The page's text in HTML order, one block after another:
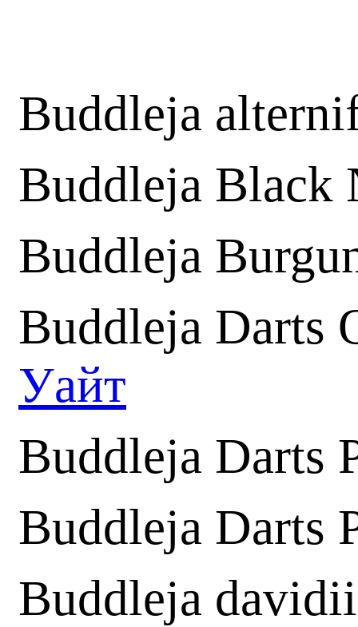
Buddleja
Buddleja
Buddleja
Buddleja Darts
Уайт
Buddleja Darts
Buddleja Darts
Buddleja